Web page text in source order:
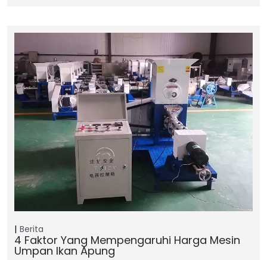
Berita
4 Faktor Yang Mempengaruhi Harga Mesin
Umpan Ikan Apung